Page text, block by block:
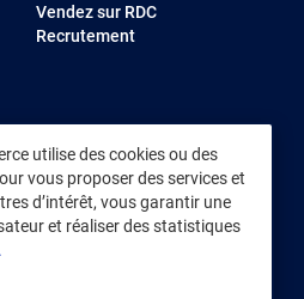
utilise des cookies ou des
vous proposer des services et
d’intérêt, vous garantir une
et réaliser des statistiques
Vendez sur RDC
Recrutement